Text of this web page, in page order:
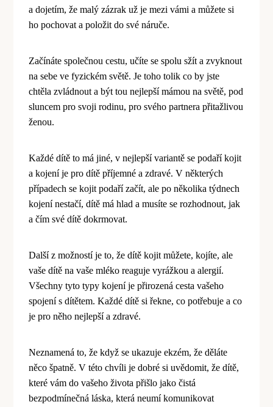
a dojetím, že malý zázrak už je mezi vámi a můžete si
ho pochovat a položit do svénáruče.
Začínáte společnou cestu, učíte se spolu sžít a zvyknout
na sebe ve fyzickém světě. Je toho tolik co by jste
chtěla zvládnout a být tou nejlepší mámou na světě, pod
sluncem pro svoji rodinu, pro svého partnera přitažlivou
ženou.
Každédítěto má jiné, v nejlepší variantě se podaří kojit
a kojení je pro dítě příjemnéa zdravé. V některých
případech se kojit podaří začít, ale po několika týdnech
kojenínestačí, dítě má hlad a musíte se rozhodnout, jak
a čím svédítě dokrmovat.
Další z možností je to, že dítě kojit můžete, kojíte, ale
vaše dítě na vaše mléko reaguje vyrážkou a alergií.
Všechny tyto typy kojení je přirozená cesta vašeho
spojenís dítětem. Každédítě si řekne, co potřebuje a co
je pro něho nejlepší a zdravé.
Neznamenáto,že když se ukazuje ekzém, že děláte
něcošpatně. V této chvíli je dobré si uvědomit, že dítě,
kterévám do vašeho života přišlo jako čistá
bezpodmínečná láska, kteráneumí komunikovat